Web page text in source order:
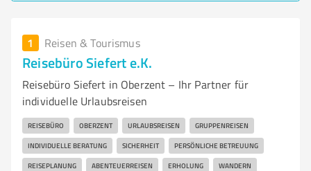
1 Reisen & Tourismus
Reisebüro Siefert e.K.
Reisebüro Siefert in Oberzent – Ihr Partner für
individuelle Urlaubsreisen
REISEBÜRO OBERZENT URLAUBSREISEN GRUPPENREISEN
INDIVIDUELLE BERATUNG SICHERHEIT PERSÖNLICHE BETREUUNG
REISEPLANUNG ABENTEUERREISEN ERHOLUNG WANDERN